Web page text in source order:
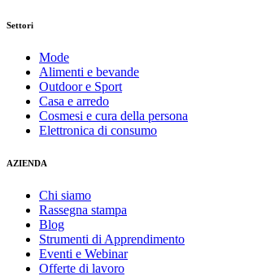
Settori
Mode
Alimenti e bevande
Outdoor e Sport
Casa e arredo
Cosmesi e cura della persona
Elettronica di consumo
AZIENDA
Chi siamo
Rassegna stampa
Blog
Strumenti di Apprendimento
Eventi e Webinar
Offerte di lavoro